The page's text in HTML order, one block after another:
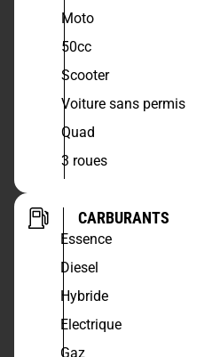
Moto
50cc
Scooter
Voiture sans permis
Quad
3 roues
CARBURANTS
Essence
Diesel
Hybride
Electrique
Gaz